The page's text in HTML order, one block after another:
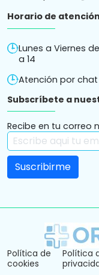
Horario de
Lunes a Viernes
a 14
Atención por chat
Subscríbete a
Recibe en tu correo
Política de
cookies
Política